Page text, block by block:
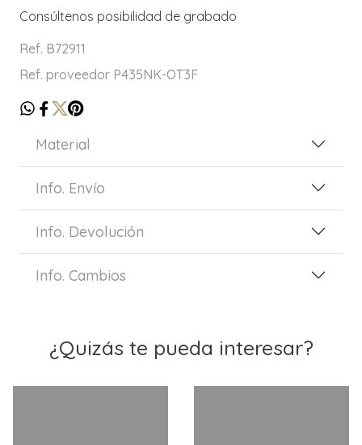
Consúltenos posibilidad de grabado
Ref. B72911
Ref. proveedor P435NK-OT3F
Material
Info. Envío
Info. Devolución
Info. Cambios
¿Quizás te pueda interesar?